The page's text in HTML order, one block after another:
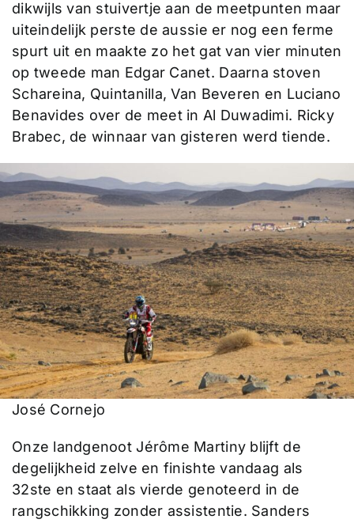
dikwijls van stuivertje aan de meetpunten maar
uiteindelijk perste de aussie er nog een ferme
spurt uit en maakte zo het gat van vier minuten
op tweede man Edgar Canet. Daarna stoven
Schareina, Quintanilla, Van Beveren en Luciano
Benavides over de meet in Al Duwadimi. Ricky
Brabec, de winnaar van gisteren werd tiende.
José Cornejo
Onze landgenoot Jérôme Martiny blijft de
degelijkheid zelve en finishte vandaag als
32ste en staat als vierde genoteerd in de
rangschikking zonder assistentie. Sanders